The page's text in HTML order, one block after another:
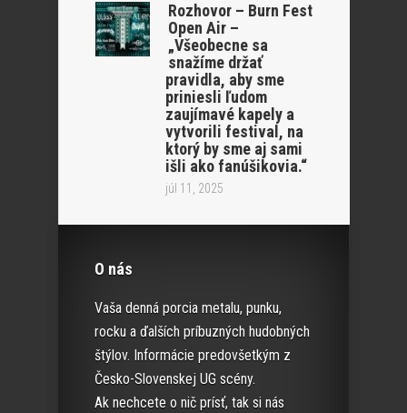
Rozhovor – Burn Fest
Open Air –
„Všeobecne sa
snažíme držať
pravidla, aby sme
priniesli ľudom
zaujímavé kapely a
vytvorili festival, na
ktorý by sme aj sami
išli ako fanúšikovia.“
júl 11, 2025
O nás
Vaša denná porcia metalu, punku,
rocku a ďalších príbuzných hudobných
štýlov. Informácie predovšetkým z
Česko-Slovenskej UG scény.
Ak nechcete o nič prísť, tak si nás